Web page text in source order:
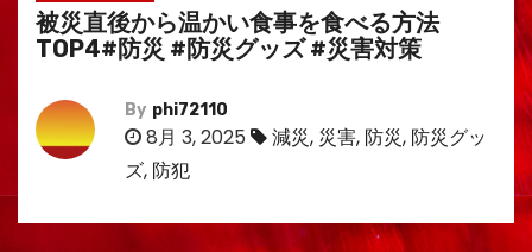
被災直後から温かい食事を食べる方法
TOP4#防災 #防災グッズ #災害対策
By phi72110
8月 3, 2025 減災, 災害, 防災, 防災グッ
ズ, 防犯